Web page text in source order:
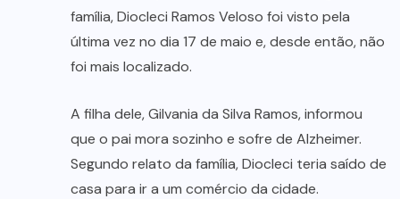
família, Diocleci Ramos Veloso foi visto pela
última vez no dia 17 de maio e, desde então, não
foi mais localizado.
A filha dele, Gilvania da Silva Ramos, informou
que o pai mora sozinho e sofre de Alzheimer.
Segundo relato da família, Diocleci teria saído de
casa para ir a um comércio da cidade.